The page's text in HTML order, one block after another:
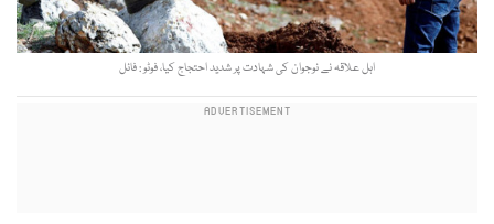
اہل علاقہ نے نوجوان کی شہادت پر شدید احتجاج کیا، فوٹو : فائل